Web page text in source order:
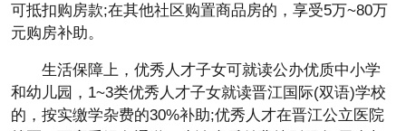
可抵扣购房款;在其他社区购置商品房的，享受5万~80万
元购房补助。
生活保障上，优秀人才子女可就读公办优质中小学
和幼儿园，1~3类优秀人才子女就读晋江国际(双语)学校
的，按实缴学杂费的30%补助;优秀人才在晋江公立医院